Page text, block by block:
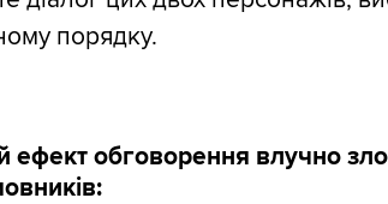
порядку.
ефект обговорення влучно